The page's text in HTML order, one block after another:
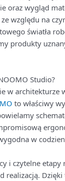
oraz wygląd
względu na
światła
produkty
Studio?
w architekturze
to właściwy
w
i czytelne
realizacją.